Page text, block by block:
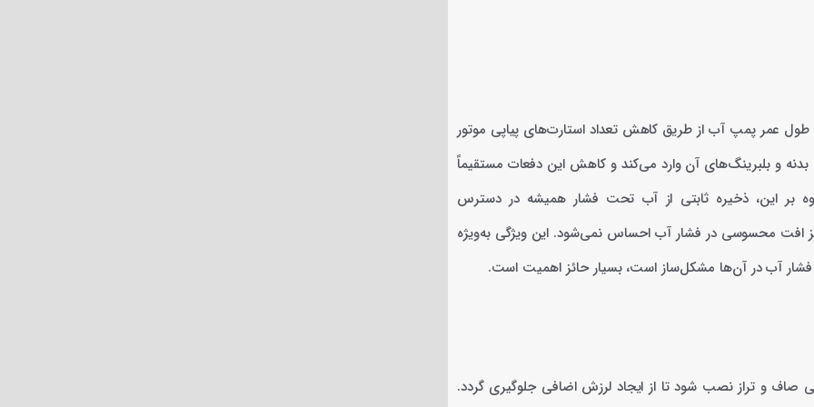
100 لیتری الکتروساز، افزایش طول عمر پمپ آب از طریق کاهش تعداد استارت‌های پیاپی موتور
و بلبرینگ‌های آن وارد می‌کند و کاهش این دفعات مستقیماً
این، ذخیره ثابتی از آب تحت فشار همیشه در دسترس
افت محسوسی در فشار آب احساس نمی‌شود. این ویژگی به‌ویژه
فشار آب در آن‌ها مشکل‌ساز است، بسیار حائز اهمیت است.
و تراز نصب شود تا از ایجاد لرزش اضافی جلوگیری گردد.